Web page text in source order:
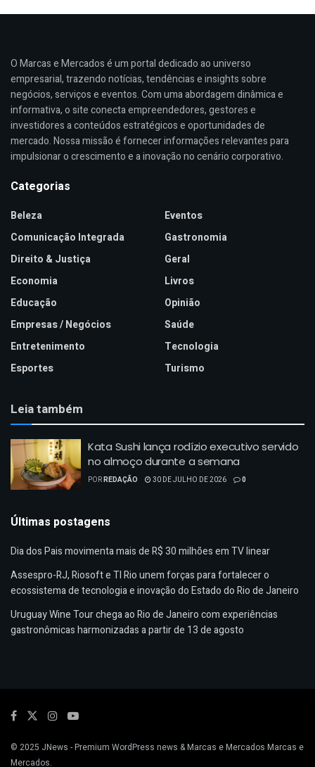
O Marcas e Mercados é um portal dedicado ao universo
empresarial, trazendo notícias, tendências e insights sobre
negócios, serviços e eventos. Com uma abordagem dinâmica e
informativa, o site conecta empreendedores, gestores e
investidores a conteúdos estratégicos e oportunidades de
mercado. Nossa missão é fornecer informações relevantes para
impulsionar o crescimento e a inovação no cenário corporativo.
Categorias
Beleza
Comunicação Integrada
Direito & Justiça
Economia
Educação
Empresas / Negócios
Entretenimento
Esportes
Eventos
Gastronomia
Geral
Livros
Opinião
Saúde
Tecnologia
Turismo
Leia também
Kata Sushi lança rodízio executivo servido
no almoço durante a semana
PORREDAÇÃO 30 DE JULHO DE 2026 0
Últimas postagens
Dia dos Pais movimenta mais de R$ 30 milhões em TV linear
Assespro-RJ, Riosoft e TI Rio unem forças para fortalecer o
ecossistema de tecnologia e inovação do Estado do Rio de Janeiro
Uruguay Wine Tour chega ao Rio de Janeiro com experiências
gastronômicas harmonizadas a partir de 13 de agosto
© 2025 JNews - Premium WordPress news & Marcas e Mercados Marcas e
Mercados.